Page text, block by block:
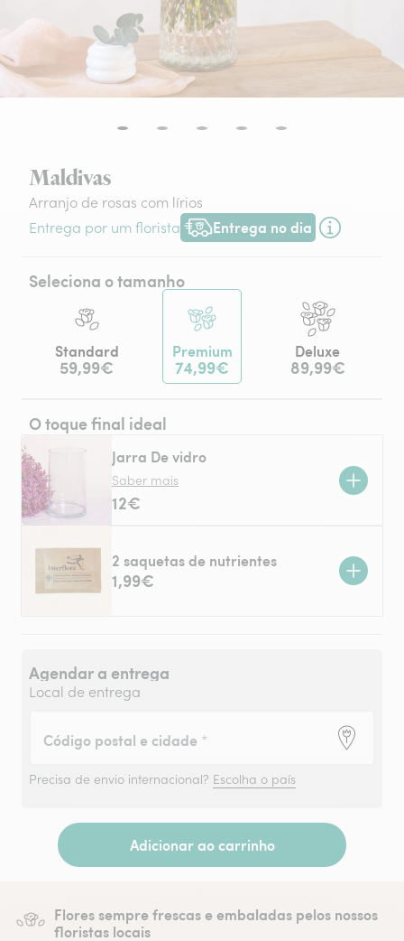
Maldivas
Arranjo de rosas com lírios
Entrega por um florista
Entrega no dia
Entrega hoje ou na data à tua
Seleciona o tamanho
Standard
59,99€
Premium
74,99€
Deluxe
89,99€
O toque final ideal
Jarra De vidro
Saber mais
12€
2 saquetas de nutrientes
1,99€
Agendar a entrega
Local de entrega
Código postal e cidade *
Precisa de envio internacional? Escolha o país
Adicionar ao carrinho
Flores sempre frescas e embaladas pelos nossos
floristas locais